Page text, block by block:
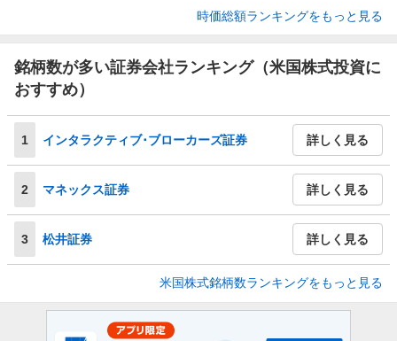
時価総額ランキングをもっと見る
銘柄数が多い証券会社ランキング（米国株式投資に
おすすめ）
1 インタラクティブ･ブローカーズ証券 詳しく見る
2 マネックス証券 詳しく見る
3 松井証券 詳しく見る
米国株式銘柄数ランキングをもっと見る